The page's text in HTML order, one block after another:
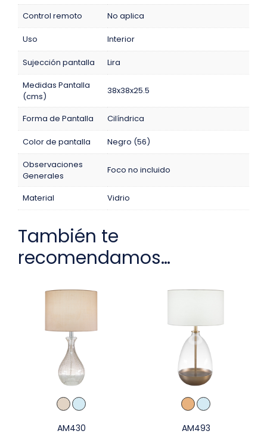
Control remoto No aplica
Uso Interior
Sujección pantalla
Lira
Medidas Pantalla
(cms)
38x38x25.5
Forma de Pantalla Cilíndrica
Color de pantalla
Negro (56)
Observaciones
Generales
Foco no incluido
Material Vidrio
También te
recomendamos…
AM430 AM493